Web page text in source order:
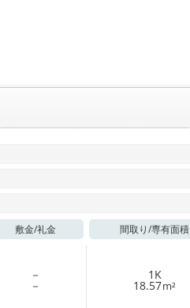
敷金/礼金 間取り/専有面積
－
－
1K
18.57m²